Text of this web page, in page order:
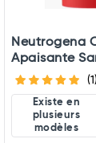
Neutrogena
Apaisante
(1)
Existe en
plusieurs
modèles